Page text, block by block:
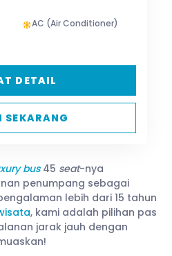
AC (Air Conditioner)
DETAIL
SEKARANG
bus45 seat-nya
penumpang sebagai
lebih dari 15 tahun
, kami adalah pilihan pas
jarak jauh dengan